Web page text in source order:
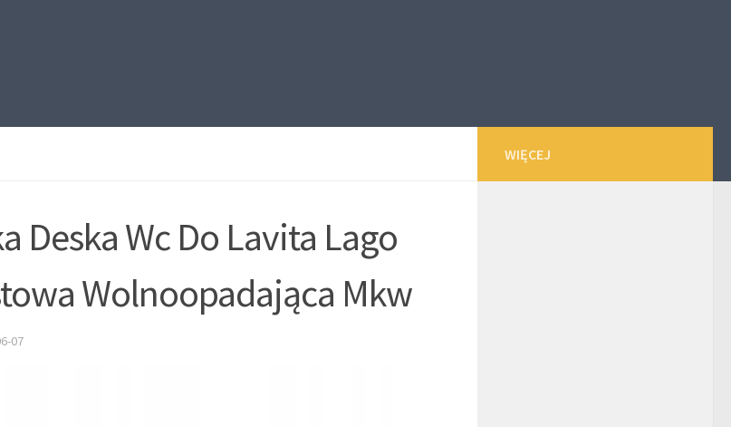
Deska Wc Do Lavita Lago
Wolnoopadająca Mkw
07
WIĘCEJ